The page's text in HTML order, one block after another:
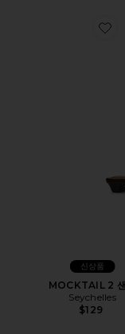
신상품
MOCKTAIL 2
Seychelles
$129